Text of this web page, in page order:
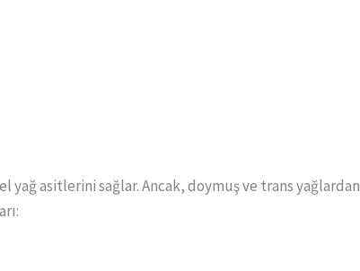
yağ asitlerini sağlar. Ancak, doymuş ve trans yağlardan